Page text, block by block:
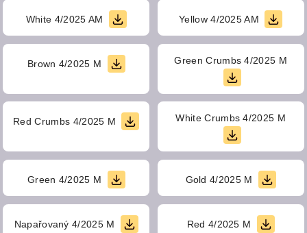
White 4/2025 AM Yellow 4/2025 AM
Brown 4/2025 M Green Crumbs 4/2025 M
Red Crumbs 4/2025 M White Crumbs 4/2025 M
Green 4/2025 M Gold 4/2025 M
Napařovaný 4/2025 M Red 4/2025 M